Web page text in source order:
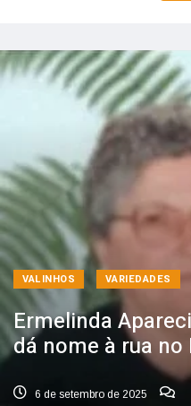
VALINHOS VARIEDADES
Ermelinda
dá nome à rua
6 de setembro de 2025